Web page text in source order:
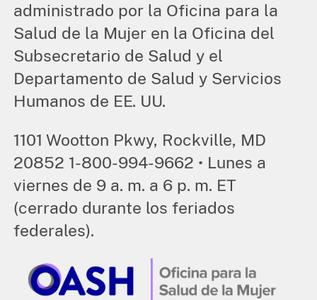
administrado por la Oficina para la
Salud de la Mujer en la Oficina del
Subsecretario de Salud y el
Departamento de Salud y Servicios
Humanos de EE. UU.
1101 Wootton Pkwy, Rockville, MD
20852 1-800-994-9662 • Lunes a
viernes de 9 a. m. a 6 p. m. ET
(cerrado durante los feriados
federales).